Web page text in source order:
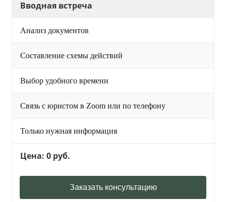
Вводная встреча
Анализ документов
Составление схемы действий
Выбор удобного времени
Связь с юристом в Zoom или по телефону
Только нужная информация
Цена: 0 руб.
Заказать консультацию